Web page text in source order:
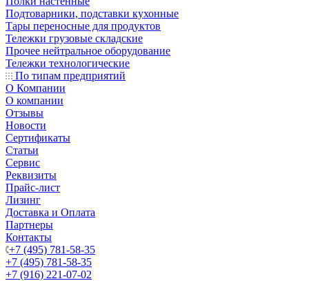
Подтоварники, подставки кухонные
Тары переносные для продуктов
Тележки грузовые складские
Прочее нейтральное оборудование
Тележки технологические
По типам предприятий
О Компании
О компании
Отзывы
Новости
Сертификаты
Статьи
Сервис
Реквизиты
Прайс-лист
Лизинг
Доставка и Оплата
Партнеры
Контакты
+7 (495) 781-58-35
+7 (495) 781-58-35
+7 (916) 221-07-02